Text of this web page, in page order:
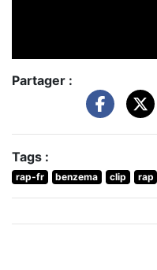
Partager :
Tags :
rap-fr benzema clip rap